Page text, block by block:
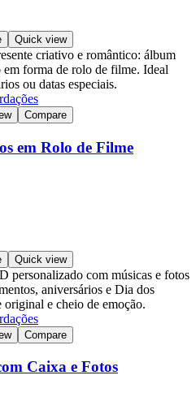
Quick view
Compare
em Rolo de Filme
Quick view
Compare
Caixa e Fotos